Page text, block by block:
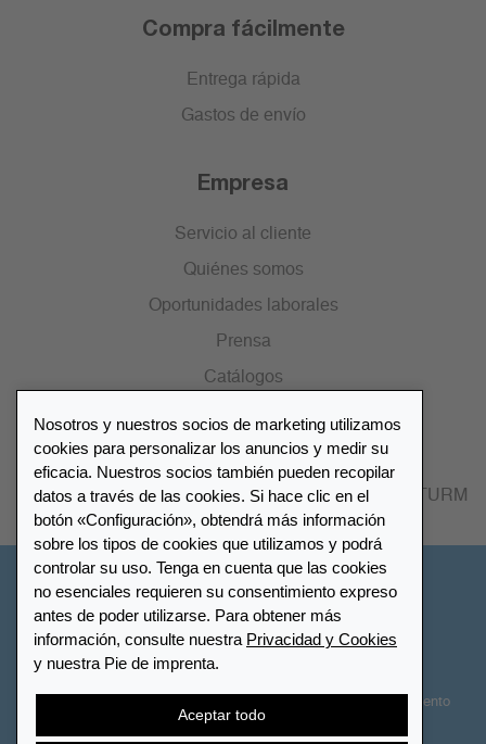
Compra fácilmente
Entrega rápida
Gastos de envío
Empresa
Servicio al cliente
Quiénes somos
Oportunidades laborales
Prensa
Catálogos
Lista de distribuidores
Encuentre su distribuidor más cercano LEUCHTTURM
Nosotros y nuestros socios de marketing utilizamos
cookies para personalizar los anuncios y medir su
eficacia. Nuestros socios también pueden recopilar
datos a través de las cookies. Si hace clic en el
botón «Configuración», obtendrá más información
sobre los tipos de cookies que utilizamos y podrá
controlar su uso. Tenga en cuenta que las cookies
no esenciales requieren su consentimiento expreso
antes de poder utilizarse. Para obtener más
información, consulte nuestra Privacidad y Cookies
y nuestra Pie de imprenta.
Aceptar todo
Configuración de cookies Privacidad y Cookies
Declaración de accesibilidad
Derecho de desistimiento